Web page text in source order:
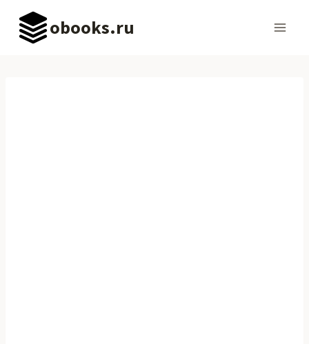
Перейти
содержимому
obooks.ru